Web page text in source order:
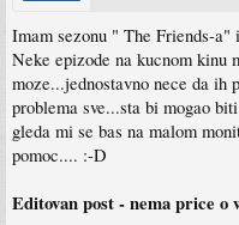
Imam sezonu " The Friends-a"
Neke epizode na kucnom kinu
moze...jednostavno nece da ih
problema sve...sta bi mogao
gleda mi se bas na malom
pomoc.... :-D
Editovan post - nema price o